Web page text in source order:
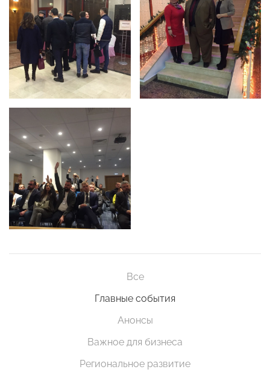
Все
Главные события
Анонсы
Важное для бизнеса
Региональное развитие